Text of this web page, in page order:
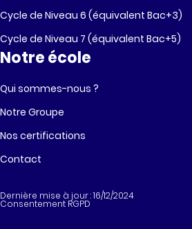
Cycle de Niveau 6 (équivalent Bac+3)
Cycle de Niveau 7 (équivalent Bac+5)
Notre école
Qui sommes-nous ?
Notre Groupe
Nos certifications
Contact
Dernière mise à jour : 16/12/2024
Consentement RGPD